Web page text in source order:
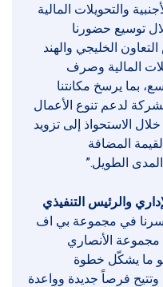
والتحويلات المالية
توسيع حضورنا
الخليجي والهند
المالية وصرف
بما يرسخ مكانتنا
لدعم تنوع الأعمال
الاستحواذ إلى تزويد
المضافة
الطويل.”
والرئيس التنفيذي
في مجموعة بي اف
مجموعة الأنصاري
ما يشكّل خطوة
وتتيح فرصاً جديدة وواعدة